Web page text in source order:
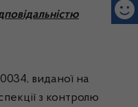
виданої на
з контролю